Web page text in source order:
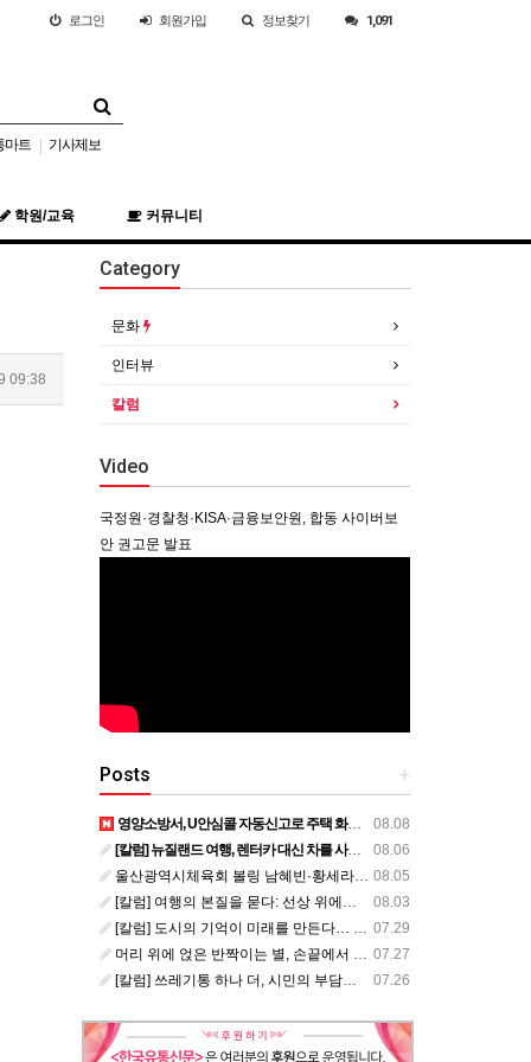
로그인 회원가입 정보찾기 1,091
마트 | 기사제보
학원/교육 커뮤니티
09:38
Category
문화
인터뷰
칼럼
Video
국정원·경찰청·KISA·금융보안원, 합동 사이버보
안 권고문 발표
+
Posts
08.08
영양소방서, U안심콜 자동신고로 주택 화재 피해 막아
08.06
[칼럼] 뉴질랜드 여행, 렌터카 대신 차를 사볼까?
08.05
울산광역시체육회 볼링 남혜빈·황세라, 국가대표 평가전 통과… ‘아시아선수권 출전’
08.03
[칼럼] 여행의 본질을 묻다: 선상 위에서 펼쳐지는 공간과 사람, 그리고 미식의 미학
07.29
[칼럼] 도시의 기억이 미래를 만든다… 크라이스트처치와 한국 도시가 주는 교훈
07.27
머리 위에 얹은 반짝이는 별, 손끝에서 피어난 우리의 정체성
07.26
[칼럼] 쓰레기통 하나 더, 시민의 부담도 하나 더